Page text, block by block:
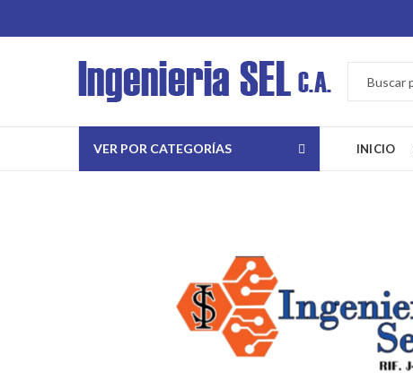
VER POR CATEGORÍAS INICIO